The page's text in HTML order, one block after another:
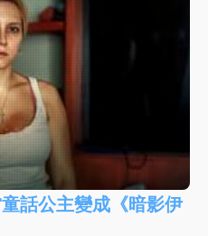
話公主變成《暗影伊